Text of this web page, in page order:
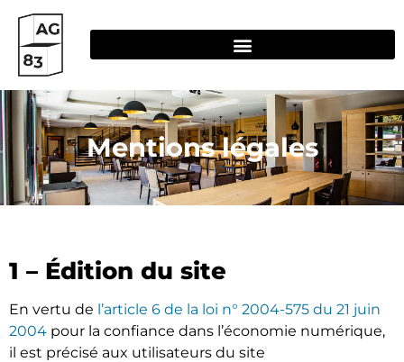
Mentions légales
1 – Édition du site
En vertu de l’article 6 de la loi n° 2004-575 du 21 juin
2004 pour la confiance dans l’économie numérique,
il est précisé aux utilisateurs du site